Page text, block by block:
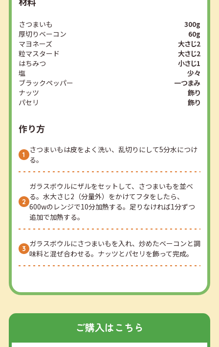
さつまいも
300g
厚切りベーコン
60g
マヨネーズ
大さじ2
粒マスタード
大さじ2
はちみつ
小さじ1
塩
少々
ブラックペッパー
一つまみ
ナッツ
飾り
パセリ
飾り
作り方
さつまいもは皮をよく洗い、乱切りにして5分水につけ
る。
ガラスボウルにザルをセットして、さつまいもを並べ
る。水大さじ2（分量外）をかけてフタをしたら、
600wのレンジで10分加熱する。足りなければ1分ずつ
追加で加熱する。
ガラスボウルにさつまいもを入れ、炒めたベーコンと調
味料と混ぜ合わせる。ナッツとパセリを飾って完成。
ご購入はこちら